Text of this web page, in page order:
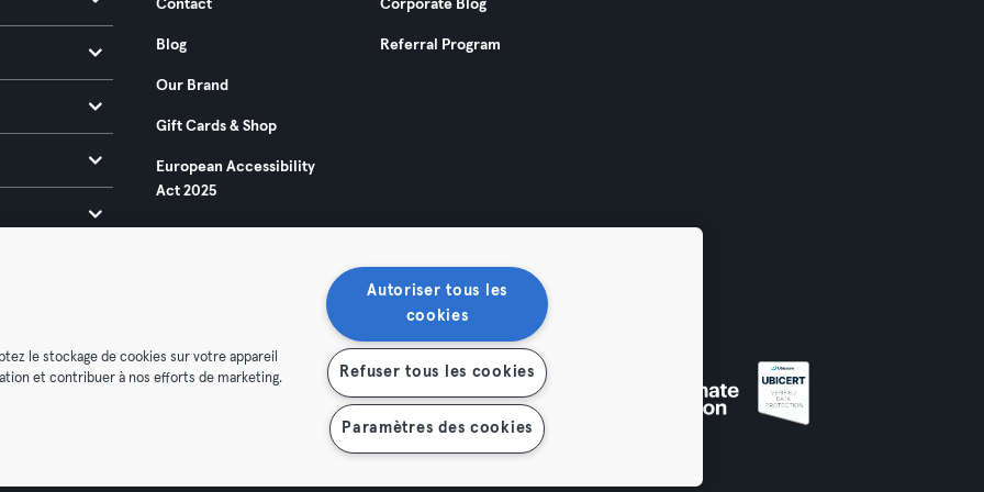
Contact
Blog
Our Brand
Gift Cards & Shop
European Accessibility
Act 2025
Corporate Blog
Referral Program
Privacy Imprint Terminate contracts here
le stockage de cookies sur votre appareil
et contribuer à nos efforts de marketing.
Autoriser tous les
cookies
Refuser tous les cookies
Paramètres des cookies